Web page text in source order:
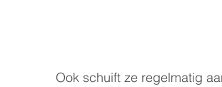
Ook schuift ze regelmatig